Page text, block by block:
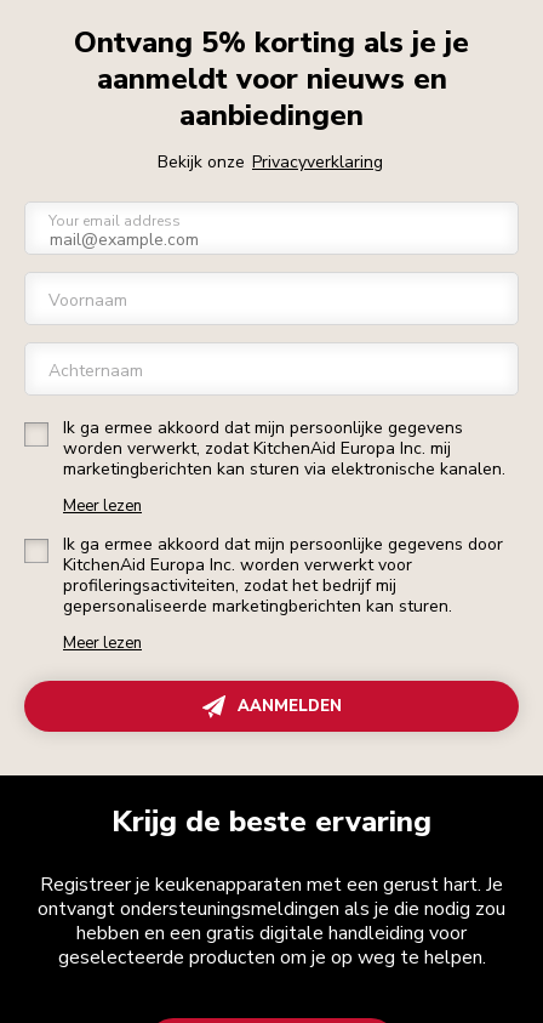
Ontvang 5% korting als je je
aanmeldt voor nieuws en
aanbiedingen
Bekijk onze Privacyverklaring
Your email address
Voornaam
Achternaam
Ik ga ermee akkoord dat mijn persoonlijke gegevens
worden verwerkt, zodat KitchenAid Europa Inc. mij
marketingberichten kan sturen via elektronische kanalen.
Meer lezen
Ik ga ermee akkoord dat mijn persoonlijke gegevens door
KitchenAid Europa Inc. worden verwerkt voor
profileringsactiviteiten, zodat het bedrijf mij
gepersonaliseerde marketingberichten kan sturen.
Meer lezen
AANMELDEN
Krijg de beste ervaring
Registreer je keukenapparaten met een gerust hart. Je
ontvangt ondersteuningsmeldingen als je die nodig zou
hebben en een gratis digitale handleiding voor
geselecteerde producten om je op weg te helpen.